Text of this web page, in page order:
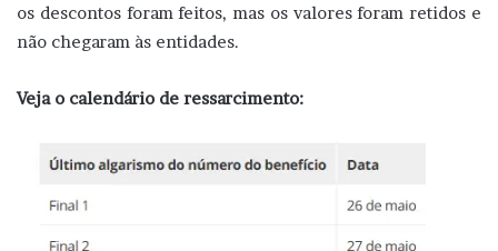
os descontos foram feitos, mas os valores foram retidos e
não chegaram às entidades.
Veja o calendário de ressarcimento: